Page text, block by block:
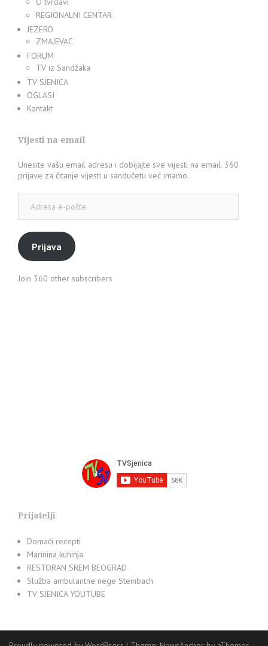
REGIONALNI CENTAR
JEZERO
ZMAJEVAC
FORUM
TV iz Sandžaka
TV SJENICA
OGLASI
Kontakt
Vijesti na email
Unesite vašu email adresu i dobijajte sve vijesti na email. 360
prijave za čitanje vijesti u sandučetu već imamo.
pošte
Prijava
Join 360 other subscribers
Prijatelji
Domaći recepti
Marinina kuhinja
RESTORAN SREM BEOGRAD
Služba ambulantne nege Steinbach
TV SJENICA YOUTUBE